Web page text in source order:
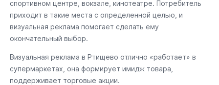
спортивном центре, вокзале, кинотеатре. Потребитель
приходит в такие места с определенной целью, и
визуальная реклама помогает сделать ему
окончательный выбор.
Визуальная реклама в Ртищево отлично «работает» в
супермаркетах, она формирует имидж товара,
поддерживает торговые акции.